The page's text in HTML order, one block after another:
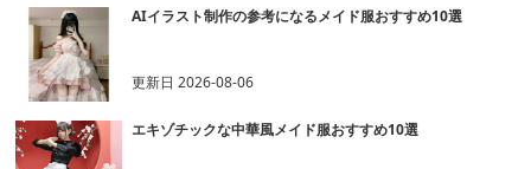
AIイラスト制作の参考になるメイド服おすすめ10選
更新日2026-08-06
エキゾチックな中華風メイド服おすすめ10選